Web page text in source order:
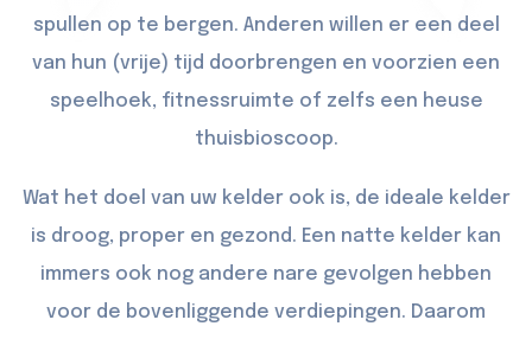
spullen op te bergen. Anderen willen er een deel
van hun (vrije) tijd doorbrengen en voorzien een
speelhoek, fitnessruimte of zelfs een heuse
thuisbioscoop.
Wat het doel van uw kelder ook is, de ideale kelder
is droog, proper en gezond. Een natte kelder kan
immers ook nog andere nare gevolgen hebben
voor de bovenliggende verdiepingen. Daarom